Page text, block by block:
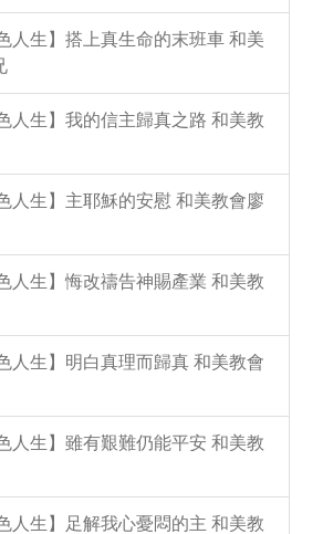
人生】搭上真生命的末班車 和美
人生】我的信主歸真之路 和美教
人生】主耶穌的安慰 和美教會廖
人生】悔改禱告神賜產業 和美教
人生】明白真理而歸真 和美教會
人生】雖有艱難仍能平安 和美教
人生】足解我心憂悶的主 和美教